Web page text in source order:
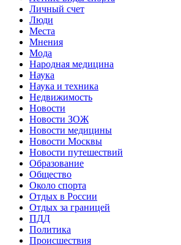
Личный счет
Люди
Места
Мнения
Мода
Народная медицина
Наука
Наука и техника
Недвижимость
Новости
Новости ЗОЖ
Новости медицины
Новости Москвы
Новости путешествий
Образование
Общество
Около спорта
Отдых в России
Отдых за границей
ПДД
Политика
Происшествия